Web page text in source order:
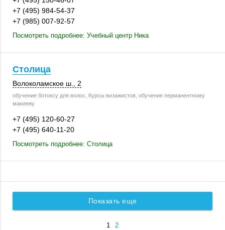
+7 (495) 984-54-37
+7 (985) 007-92-57
Посмотреть подробнее: Учебный центр Ника
Столица
Волоколамское ш., 2
обучение ботоксу для волос, Курсы визажистов, обучение перманентному
макияжу
+7 (495) 120-60-27
+7 (495) 640-11-20
Посмотреть подробнее: Столица
Показать еще
1 2